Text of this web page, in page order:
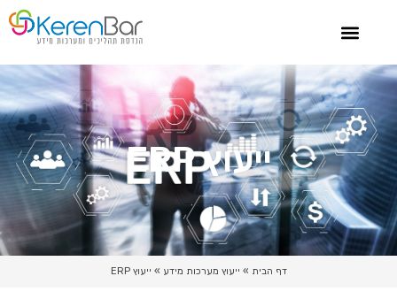
ייעוץ ERP
דף הבית » ייעוץ מערכות מידע » ייעוץ ERP